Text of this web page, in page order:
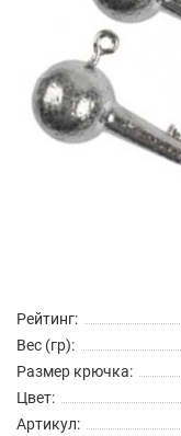
Рейтинг:
Вес (гр):
Размер крючка:
Цвет:
Артикул: